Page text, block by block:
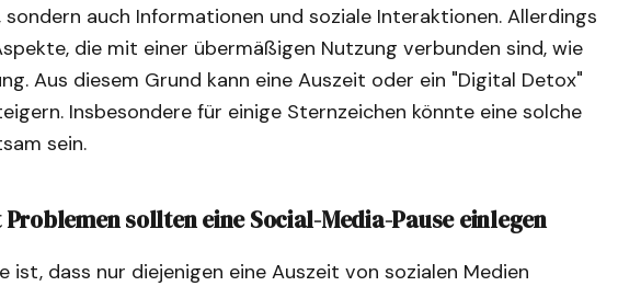
auch Informationen und soziale Interaktionen. Allerdings
die mit einer übermäßigen Nutzung verbunden sind, wie
Aus diesem Grund kann eine Auszeit oder ein "Digital Detox"
Insbesondere für einige Sternzeichen könnte eine solche
sein.
sollten eine Social-Media-Pause einlegen
ist, dass nur diejenigen eine Auszeit von sozialen Medien